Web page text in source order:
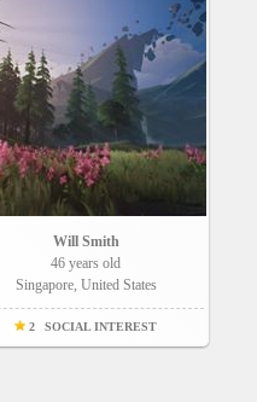
Will Smith
46 years old
Singapore, United States
2 SOCIAL INTEREST